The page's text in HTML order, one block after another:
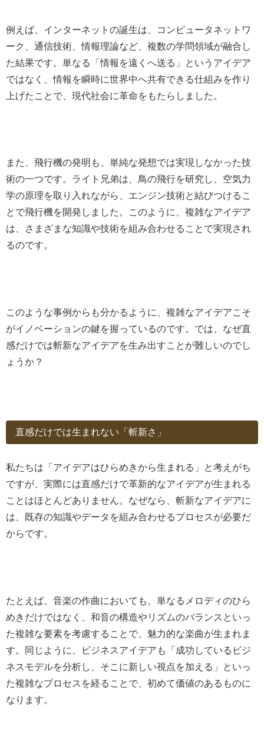
例えば、インターネットの誕生は、コンピュータネットワ
ーク、通信技術、情報理論など、複数の学問領域が融合し
た結果です。単なる「情報を遠くへ送る」というアイデア
ではなく、情報を瞬時に世界中へ共有できる仕組みを作り
上げたことで、現代社会に革命をもたらしました。
また、飛行機の発明も、単純な発想では実現しなかった技
術の一つです。ライト兄弟は、鳥の飛行を研究し、空気力
学の原理を取り入れながら、エンジン技術と結びつけるこ
とで飛行機を開発しました。このように、複雑なアイデア
は、さまざまな知識や技術を組み合わせることで実現され
るのです。
このような事例からも分かるように、複雑なアイデアこそ
がイノベーションの鍵を握っているのです。では、なぜ直
感だけでは斬新なアイデアを生み出すことが難しいのでし
ょうか？
直感だけでは生まれない「斬新さ」
私たちは「アイデアはひらめきから生まれる」と考えがち
ですが、実際には直感だけで革新的なアイデアが生まれる
ことはほとんどありません。なぜなら、斬新なアイデアに
は、既存の知識やデータを組み合わせるプロセスが必要だ
からです。
たとえば、音楽の作曲においても、単なるメロディのひら
めきだけではなく、和音の構造やリズムのバランスといっ
た複雑な要素を考慮することで、魅力的な楽曲が生まれま
す。同じように、ビジネスアイデアも「成功しているビジ
ネスモデルを分析し、そこに新しい視点を加える」といっ
た複雑なプロセスを経ることで、初めて価値のあるものに
なります。